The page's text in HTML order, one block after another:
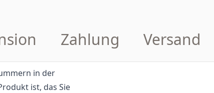
Zahlung Versand
in der
ist, das Sie